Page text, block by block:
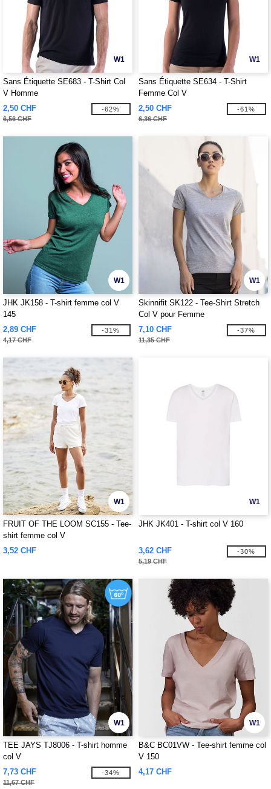
W1
Sans Étiquette SE683 - T-Shirt Col
V Homme
2,50 CHF
6,56 CHF
-62%
W1
Sans Étiquette SE634 - T-Shirt
Femme Col V
2,50 CHF
6,36 CHF
-61%
W1
JHK JK158 - T-shirt femme col V
145
2,89 CHF
4,17 CHF
-31%
W1
Skinnifit SK122 - Tee-Shirt Stretch
Col V pour Femme
7,10 CHF
11,35 CHF
-37%
W1
FRUIT OF THE LOOM SC155 - Tee-
shirt femme col V
3,52 CHF
W1
JHK JK401 - T-shirt col V 160
3,62 CHF
5,19 CHF
-30%
W1
TEE JAYS TJ8006 - T-shirt homme
col V
7,73 CHF
11,67 CHF
-34%
W1
B&C BC01VW - Tee-shirt femme col
V 150
4,17 CHF